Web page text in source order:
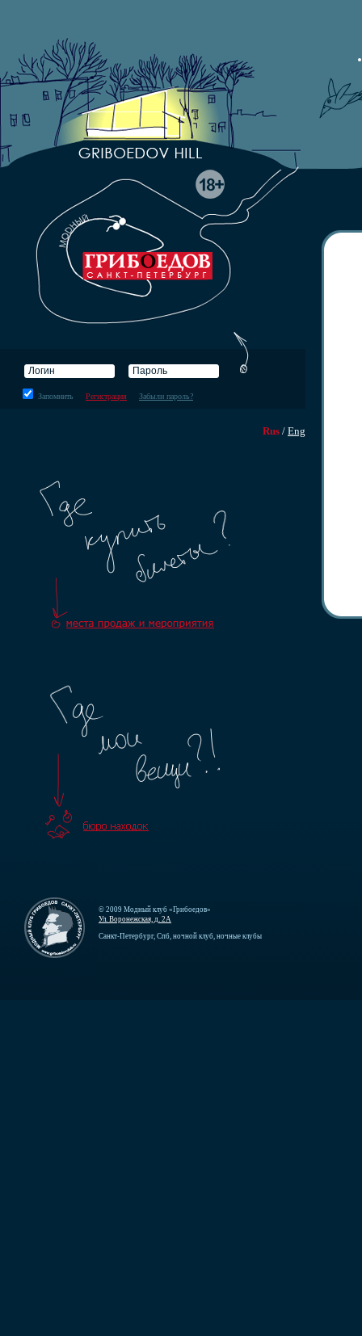
Запомнить Регистрация Забыли пароль?
Rus / Eng
© 2009 Модный клуб «Грибоедов»
Ул. Воронежская, д. 2А
Санкт-Петербург, Спб, ночной клуб, ночные клубы